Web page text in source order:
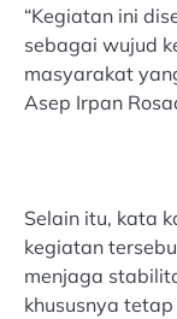
“Kegiatan ini
sebagai wujud
masyarakat
Asep Irpan
Selain itu, kata
kegiatan
menjaga
khususnya